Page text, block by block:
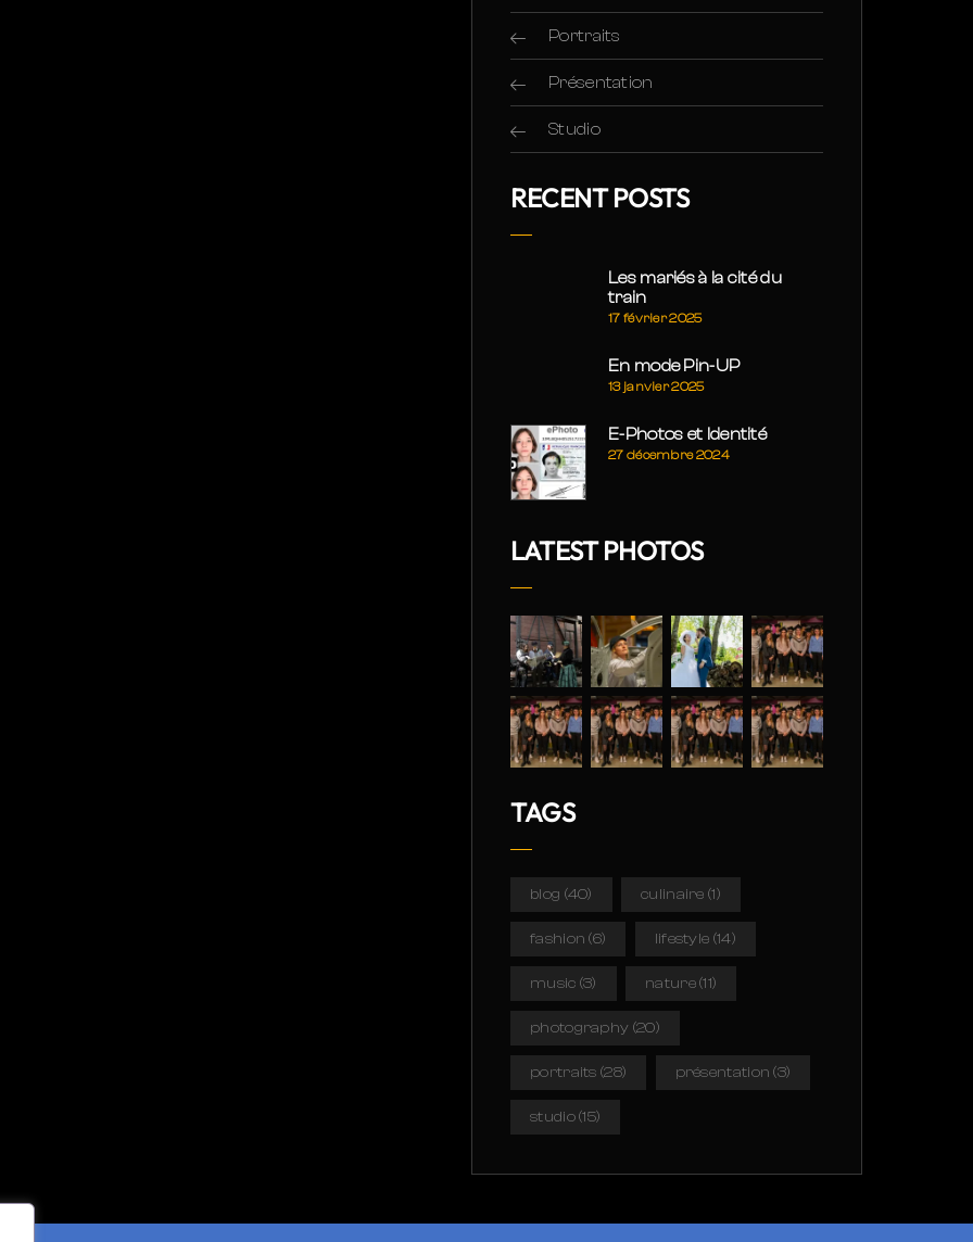
Portraits
Présentation
Studio
RECENT POSTS
Les mariés à la cité du
train
17 février 2025
En mode Pin-UP
13 janvier 2025
E-Photos et Identité
27 décembre 2024
LATEST PHOTOS
TAGS
blog (40) culinaire (1)
fashion (6) lifestyle (14)
music (3) nature(11)
photography (20)
portraits (28) présentation (3)
studio(15)